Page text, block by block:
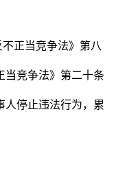
正当竞争法》第八
当竞争法》第二十条
人停止违法行为，累